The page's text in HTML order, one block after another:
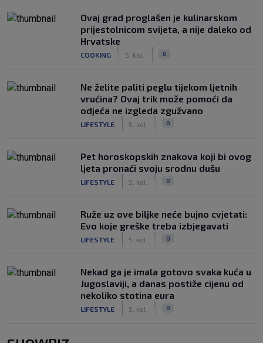
Ovaj grad proglašen je kulinarskom
prijestolnicom svijeta, a nije daleko od
Hrvatske
COOKING 5. kol. 0
Ne želite paliti peglu tijekom ljetnih
vrućina? Ovaj trik može pomoći da
odjeća ne izgleda zgužvano
LIFESTYLE 5. kol. 0
Pet horoskopskih znakova koji bi ovog
ljeta pronaći svoju srodnu dušu
LIFESTYLE 5. kol. 0
Ruže uz ove biljke neće bujno cvjetati:
Evo koje greške treba izbjegavati
LIFESTYLE 5. kol. 0
Nekad ga je imala gotovo svaka kuća u
Jugoslaviji, a danas postiže cijenu od
nekoliko stotina eura
LIFESTYLE 5. kol. 0